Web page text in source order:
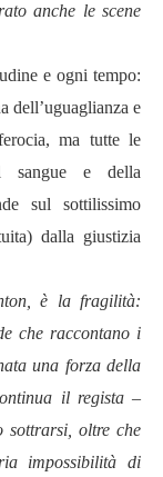
anche le scene
e ogni tempo:
dell’uguaglianza e
ma tutte le
sangue e della
sul sottilissimo
dalla giustizia
è la fragilità:
che raccontano i
una forza della
il regista –
sottrarsi, oltre che
impossibilità di